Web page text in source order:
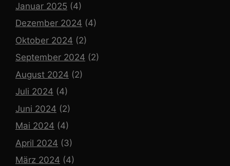
Januar 2025 (4)
Dezember 2024 (4)
Oktober 2024 (2)
September 2024 (2)
August 2024 (2)
Juli 2024 (4)
Juni 2024 (2)
Mai 2024 (4)
April 2024 (3)
März 2024 (4)